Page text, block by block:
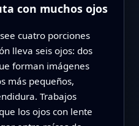
con muchos ojos
cuatro porciones
lleva seis ojos: dos
forman imágenes
más pequeños,
Trabajos
los ojos con lente